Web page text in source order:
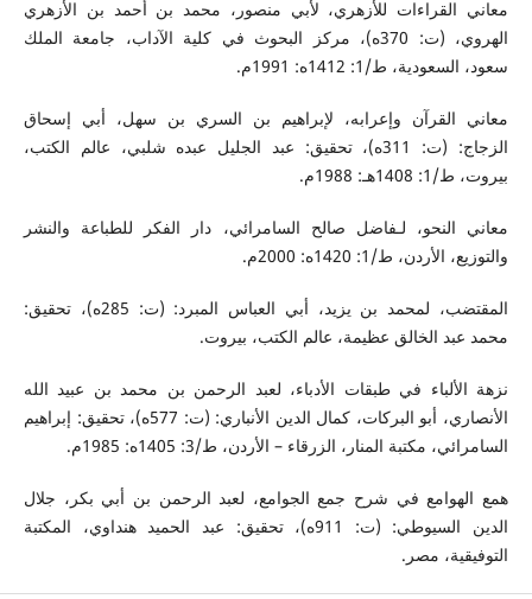
معاني القراءات للأزهري، لأبي منصور، محمد بن أحمد بن الأزهري
الهروي، (ت: 370ه)، مركز البحوث في كلية الآداب، جامعة الملك
سعود، السعودية، ط/1: 1412ه: 1991م.
معاني القرآن وإعرابه، لإبراهيم بن السري بن سهل، أبي إسحاق
الزجاج: (ت: 311ه)، تحقيق: عبد الجليل عبده شلبي، عالم الكتب،
بيروت، ط/1: 1408هـ: 1988م.
معاني النحو، لـفاضل صالح السامرائي، دار الفكر للطباعة والنشر
والتوزيع، الأردن، ط/1: 1420ه: 2000م.
المقتضب، لمحمد بن يزيد، أبي العباس المبرد: (ت: 285ه)، تحقيق:
محمد عبد الخالق عظيمة، عالم الكتب، بيروت.
نزهة الألباء في طبقات الأدباء، لعبد الرحمن بن محمد بن عبيد الله
الأنصاري، أبو البركات، كمال الدين الأنباري: (ت: 577ه)، تحقيق: إبراهيم
السامرائي، مكتبة المنار، الزرقاء – الأردن، ط/3: 1405ه: 1985م.
همع الهوامع في شرح جمع الجوامع، لعبد الرحمن بن أبي بكر، جلال
الدين السيوطي: (ت: 911ه)، تحقيق: عبد الحميد هنداوي، المكتبة
التوفيقية، مصر.